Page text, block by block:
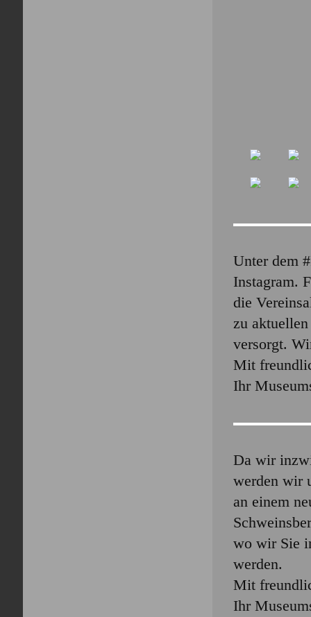
Unter dem
Instagram.
die
zu
versorgt.
Mit
Ihr
Da wir
werden wir
an einem
wo wir Sie
werden.
Mit
Ihr